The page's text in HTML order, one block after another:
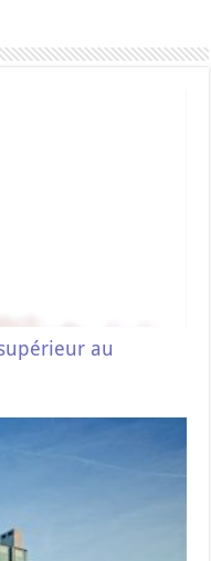
au